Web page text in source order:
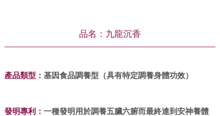
品名：九龍沉香
產品類型： 基因食品調養型（具有特定調養身體功效）
發明專利： 一種發明用於調養五臟六腑而最終達到安神養體